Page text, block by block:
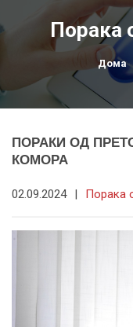
Порака
Дома
ПОРАКИ ОД
КОМОРА
02.09.2024 | Порака